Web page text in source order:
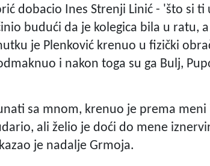
dobacio Ines Strenji Linić - 'što si
budući da je kolegica bila u ratu,
je Plenković krenuo u fizički
i nakon toga su ga Bulj,
sa mnom, krenuo je prema meni
ali želio je doći do mene
je nadalje Grmoja.